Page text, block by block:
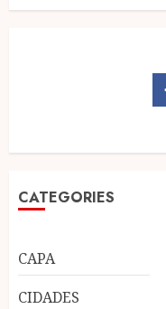
CATEGORIES
CAPA
CIDADES